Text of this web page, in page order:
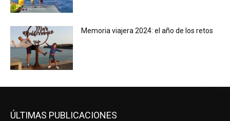
Memoria viajera 2024: el año de los retos
ÚLTIMAS PUBLICACIONES